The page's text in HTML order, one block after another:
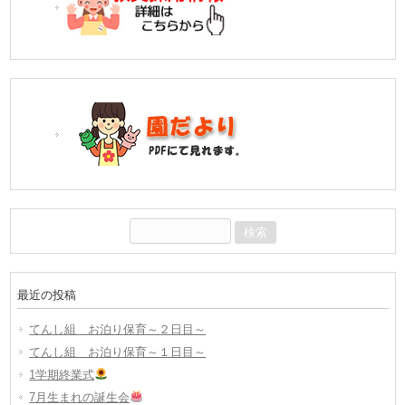
索:
最近の投稿
てんし組 お泊り保育～２日目～
てんし組 お泊り保育～１日目～
1学期終業式
7月生まれの誕生会